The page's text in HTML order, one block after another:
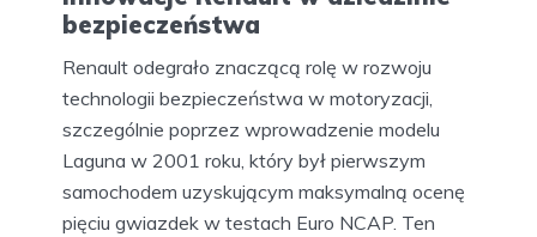
bezpieczeństwa
Renault odegrało znaczącą rolę w rozwoju
technologii bezpieczeństwa w motoryzacji,
szczególnie poprzez wprowadzenie modelu
Laguna w 2001 roku, który był pierwszym
samochodem uzyskującym maksymalną ocenę
pięciu gwiazdek w testach Euro NCAP. Ten